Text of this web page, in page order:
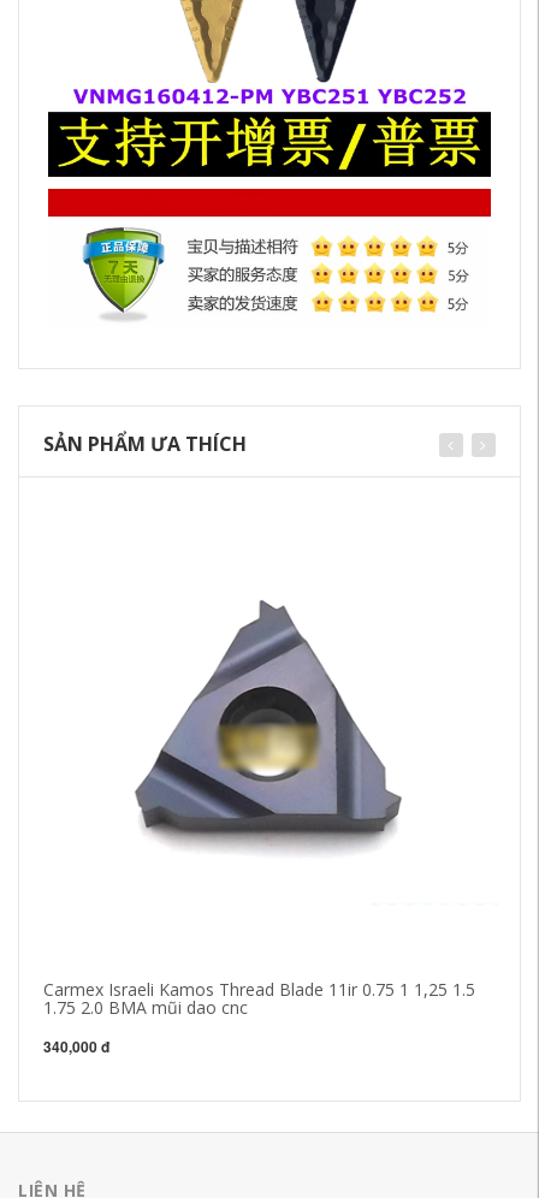
SẢN PHẨM ƯA THÍCH
Carmex Israeli Kamos Thread Blade 11ir 0.75 1 1,25 1.5
1.75 2.0 BMA mũi dao cnc
340,000 đ
LIÊN HỆ